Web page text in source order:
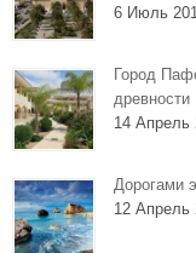
6 Июль
Город
древности
14 Апрель
Дорогами
12 Апрель